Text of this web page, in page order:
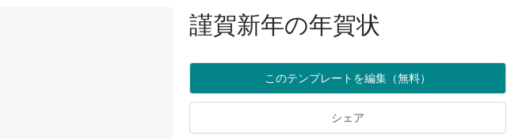
謹賀新年の年賀状
このテンプレートを編集（無料）
シェア